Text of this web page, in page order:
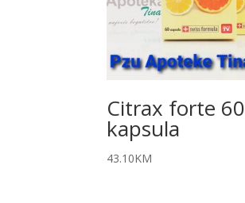
Citrax forte 60
kapsula
43.10KM